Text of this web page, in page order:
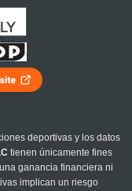
deportivas y los datos
tienen únicamente fines
ganancia financiera ni
implican un riesgo